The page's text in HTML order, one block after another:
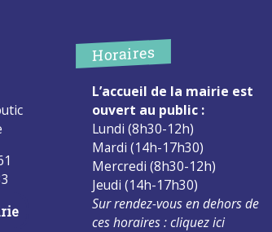
Horaires
L’accueil de la mairie est
ouvert au public :
Lundi (8h30-12h)
Mardi (14h-17h30)
Mercredi (8h30-12h)
Jeudi (14h-17h30)
Sur rendez-vous en dehors de
ces horaires :cliquez ici